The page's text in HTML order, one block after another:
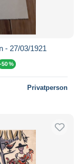
- 27/03/1921
-50 %
Privatperson